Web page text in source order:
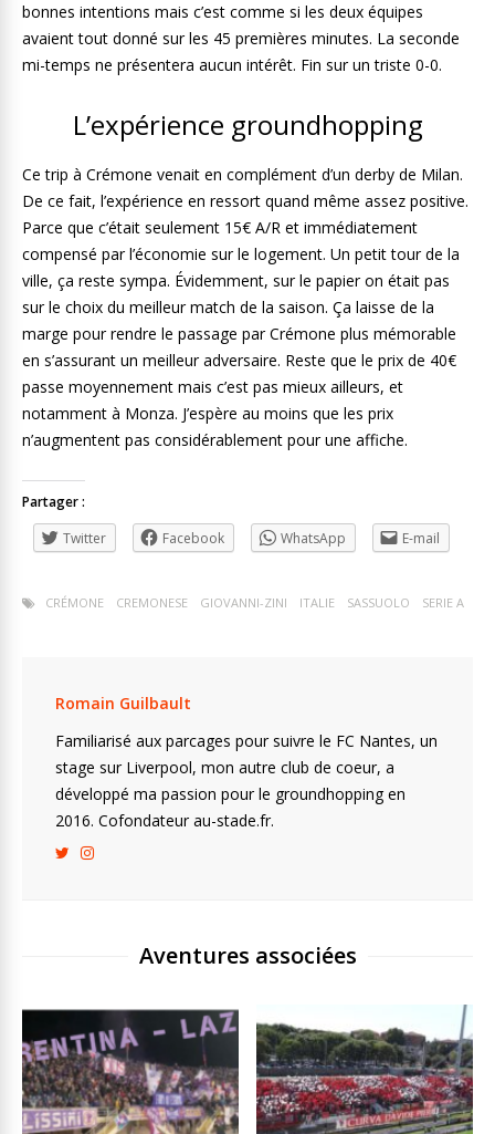
bonnes intentions mais c’est comme si les deux équipes
avaient tout donné sur les 45 premières minutes. La seconde
mi-temps ne présentera aucun intérêt. Fin sur un triste 0-0.
L’expérience groundhopping
Ce trip à Crémone venait en complément d’un derby de Milan.
De ce fait, l’expérience en ressort quand même assez positive.
Parce que c’était seulement 15€ A/R et immédiatement
compensé par l’économie sur le logement. Un petit tour de la
ville, ça reste sympa. Évidemment, sur le papier on était pas
sur le choix du meilleur match de la saison. Ça laisse de la
marge pour rendre le passage par Crémone plus mémorable
en s’assurant un meilleur adversaire. Reste que le prix de 40€
passe moyennement mais c’est pas mieux ailleurs, et
notamment à Monza. J’espère au moins que les prix
n’augmentent pas considérablement pour une affiche.
Partager :
Twitter
Facebook WhatsApp E-mail
CRÉMONE CREMONESE GIOVANNI-ZINI ITALIE SASSUOLO SERIE A
Romain Guilbault
Familiarisé aux parcages pour suivre le FC Nantes, un
stage sur Liverpool, mon autre club de coeur, a
développé ma passion pour le groundhopping en
2016. Cofondateur au-stade.fr.
Aventures associées